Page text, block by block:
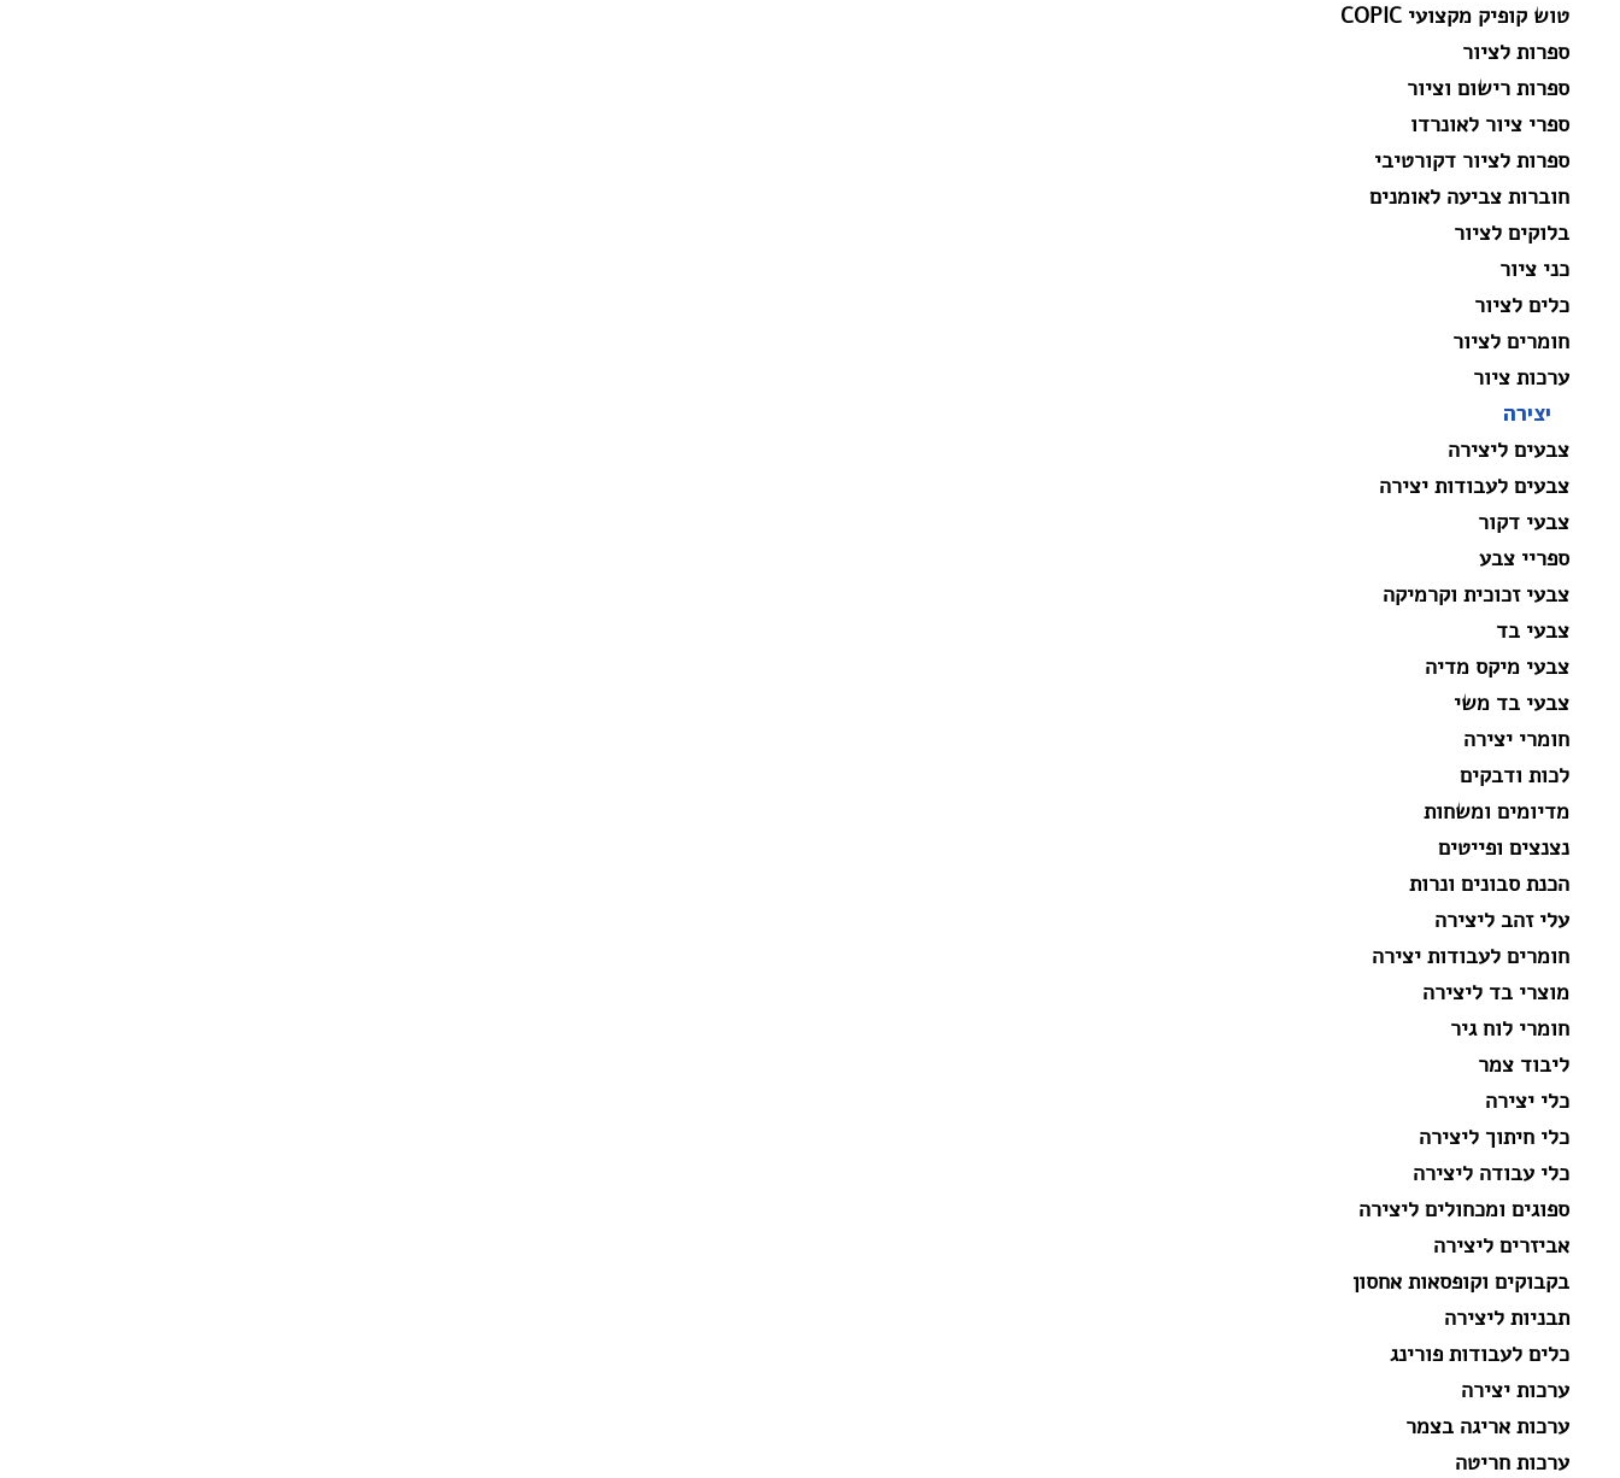
טוש קופיק מקצועי COPIC
ספרות לציור
ספרות רישום וציור
ספרי ציור לאונרדו
ספרות לציור דקורטיבי
חוברות צביעה לאומנים
בלוקים לציור
כני ציור
כלים לציור
חומרים לציור
ערכות ציור
יצירה
צבעים ליצירה
צבעים לעבודות יצירה
צבעי דקור
ספריי צבע
צבעי זכוכית וקרמיקה
צבעי בד
צבעי מיקס מדיה
צבעי בד משי
חומרי יצירה
לכות ודבקים
מדיומים ומשחות
נצנצים ופייטים
הכנת סבונים ונרות
עלי זהב ליצירה
חומרים לעבודות יצירה
מוצרי בד ליצירה
חומרי לוח גיר
ליבוד צמר
כלי יצירה
כלי חיתוך ליצירה
כלי עבודה ליצירה
ספוגים ומכחולים ליצירה
אביזרים ליצירה
בקבוקים וקופסאות אחסון
תבניות ליצירה
כלים לעבודות פורינג
ערכות יצירה
ערכות אריגה בצמר
ערכות חריטה